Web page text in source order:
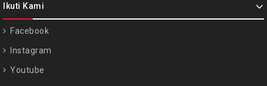
Ikuti Kami
Facebook
Instagram
Youtube